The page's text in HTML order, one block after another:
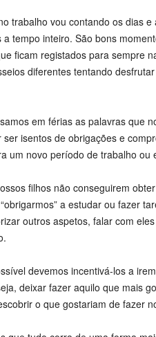
trabalho vou contando os dias
a tempo inteiro. São bons
ficam registados para sempre
diferentes tentando
em férias as palavras que
ser isentos de obrigações e
um novo período de trabalho ou
filhos não conseguirem
a estudar ou fazer
outros aspetos, falar com
devemos incentivá-los a
deixar fazer aquilo que mais
o que gostariam de fazer